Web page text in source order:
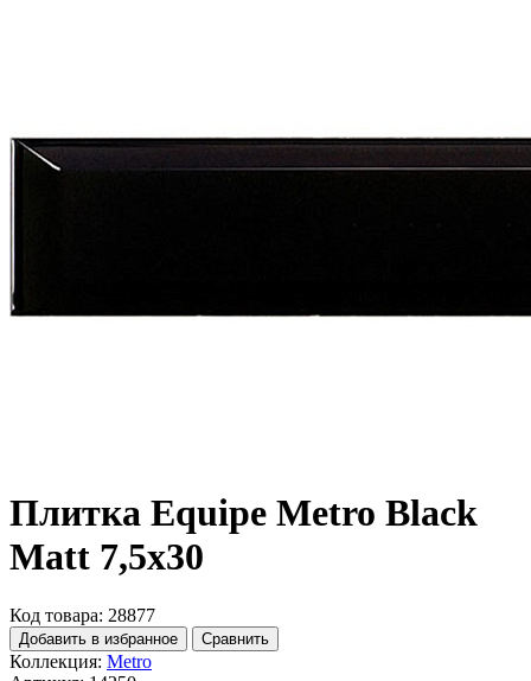
Плитка Equipe Metro Black
Matt 7,5x30
Код товара: 28877
Добавить в избранное Сравнить
Коллекция: Metro